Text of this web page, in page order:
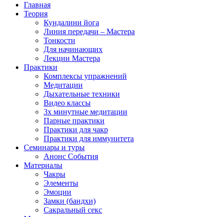
Главная
Теория
Кундалини йога
Линия передачи – Мастера
Тонкости
Для начинающих
Лекции Мастера
Практики
Комплексы упражнений
Медитации
Дыхательные техники
Видео классы
3х минутные медитации
Парные практики
Практики для чакр
Практики для иммунитета
Семинары и туры
Анонс События
Материалы
Чакры
Элементы
Эмоции
Замки (бандхи)
Сакральный секс